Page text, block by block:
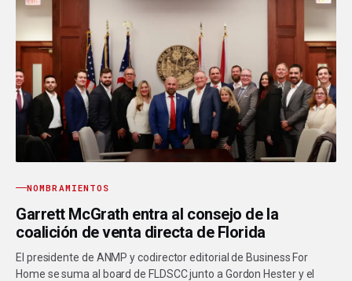
NOMBRAMIENTOS
Garrett McGrath entra al consejo de la
coalición de venta directa de Florida
El presidente de ANMP y codirector editorial de Business For
Home se suma al board de FLDSCC junto a Gordon Hester y el